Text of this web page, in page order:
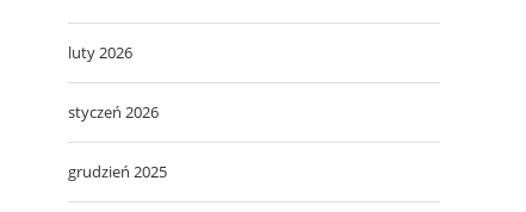
luty 2026
styczeń 2026
grudzień 2025